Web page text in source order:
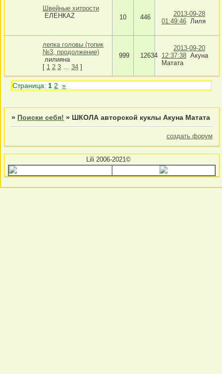
Швейные хитрости
ЕЛЕНКАZ
10 446
2013-09-28
01:49:46 Лиля
лепка головы (топик
№3, продолжение)
лилияна
[ 1 2 3 34 ]
999 12634
2013-09-20
12:37:38 Акуна
Матата
Страница: 1 2 »
» Поиски себя! » ШКОЛА авторской куклы Акуна Матата
создать форум
Lili 2006-2021©